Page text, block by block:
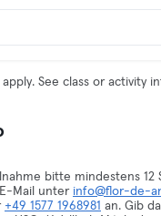
See class or activity
bitte mindestens 12
Mail unter info@flor-de-
+49 1577 1968981 an. Gib